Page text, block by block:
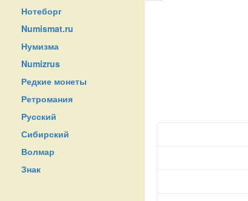
Нотеборг
Numismat.ru
Нумизма
Numizrus
Редкие монеты
Ретромания
Русский
Сибирский
Волмар
Знак